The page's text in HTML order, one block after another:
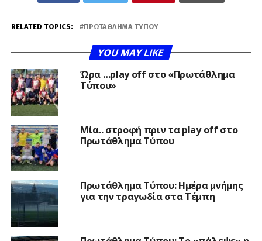
RELATED TOPICS: ΠΡΩΤΆΘΛΗΜΑ ΤΎΠΟΥ
YOU MAY LIKE
Ώρα …play off στο «Πρωτάθλημα
Τύπου»
Μία.. στροφή πριν τα play off στο
Πρωτάθλημα Τύπου
Πρωτάθλημα Τύπου: Ημέρα μνήμης
για την τραγωδία στα Τέμπη